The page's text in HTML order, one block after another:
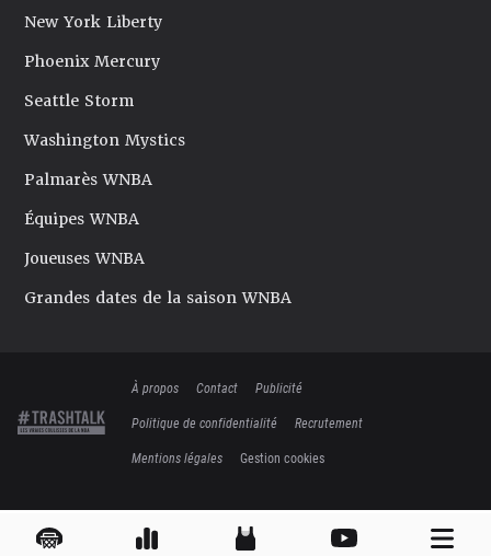
New York Liberty
Phoenix Mercury
Seattle Storm
Washington Mystics
Palmarès WNBA
Équipes WNBA
Joueuses WNBA
Grandes dates de la saison WNBA
À propos Contact
Publicité
Politique de confidentialité
Recrutement
Mentions légales
Gestion cookies